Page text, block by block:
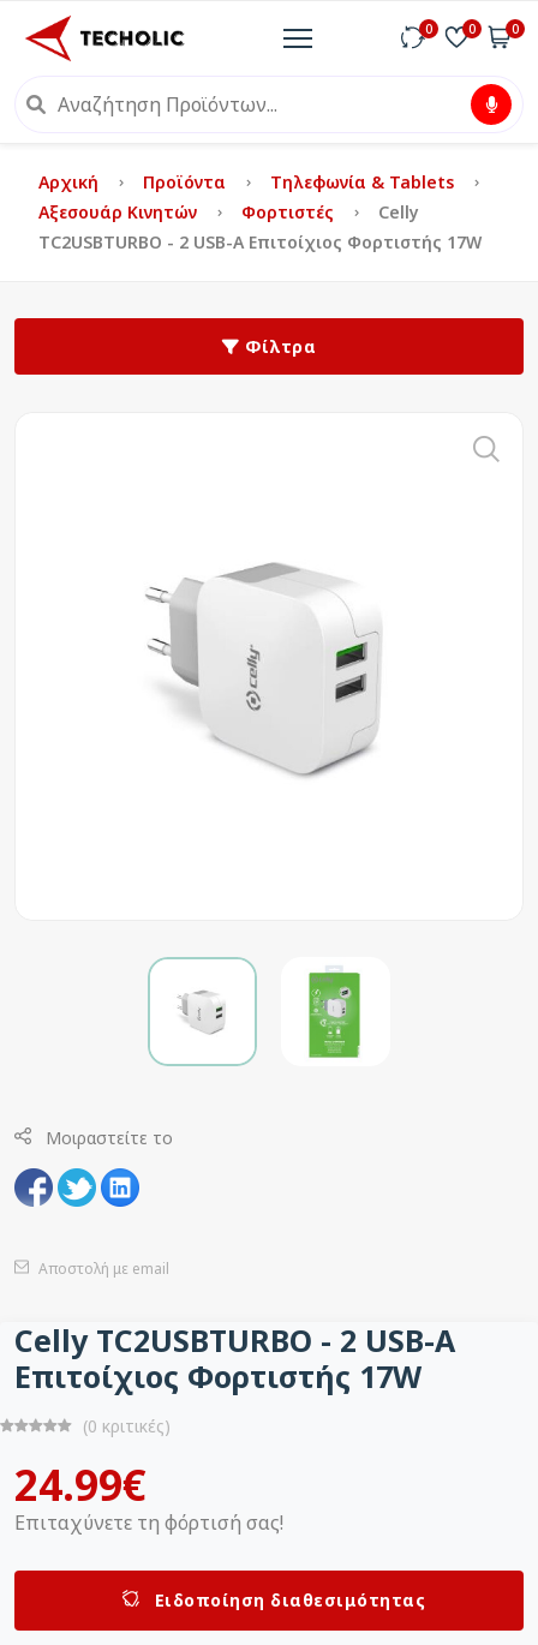
0 0 0
Αρχική Προϊόντα
Τηλεφωνία & Tablets
Αξεσουάρ Κινητών
Φορτιστές
Celly
TC2USBTURBO - 2 USB-A Επιτοίχιος Φορτιστής 17W
Φίλτρα
Μοιραστείτε το
Αποστολή με email
Celly TC2USBTURBO - 2 USB-A
Επιτοίχιος Φορτιστής 17W
(0 κριτικές)
24.99€
Επιταχύνετε τη φόρτισή σας!
Ειδοποίηση διαθεσιμότητας